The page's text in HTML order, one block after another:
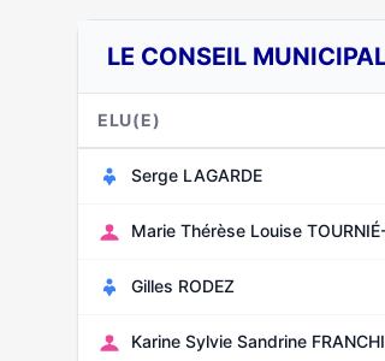
LE CONSEIL
ELU(E)
Serge LAGARDE
Marie Thérèse Louise
Gilles RODEZ
Karine Sylvie Sandrine